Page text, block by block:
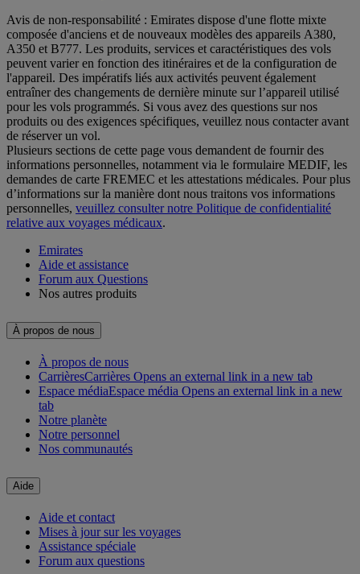
Avis de non-responsabilité : Emirates dispose d'une flotte mixte
composée d'anciens et de nouveaux modèles des appareils A380,
A350 et B777. Les produits, services et caractéristiques des vols
peuvent varier en fonction des itinéraires et de la configuration de
l'appareil. Des impératifs liés aux activités peuvent également
entraîner des changements de dernière minute sur l’appareil utilisé
pour les vols programmés. Si vous avez des questions sur nos
produits ou des exigences spécifiques, veuillez nous contacter avant
de réserver un vol.
Plusieurs sections de cette page vous demandent de fournir des
informations personnelles, notamment via le formulaire MEDIF, les
demandes de carte FREMEC et les attestations médicales. Pour plus
d’informations sur la manière dont nous traitons vos informations
personnelles, veuillez consulter notre Politique de confidentialité
relative aux voyages médicaux.
Emirates
Aide et assistance
Forum aux Questions
Nos autres produits
À propos de nous
À propos de nous
CarrièresCarrières Opens an external link in a new tab
Espace médiaEspace média Opens an external link in a new
tab
Notre planète
Notre personnel
Nos communautés
Aide
Aide et contact
Mises à jour sur les voyages
Assistance spéciale
Forum aux questions